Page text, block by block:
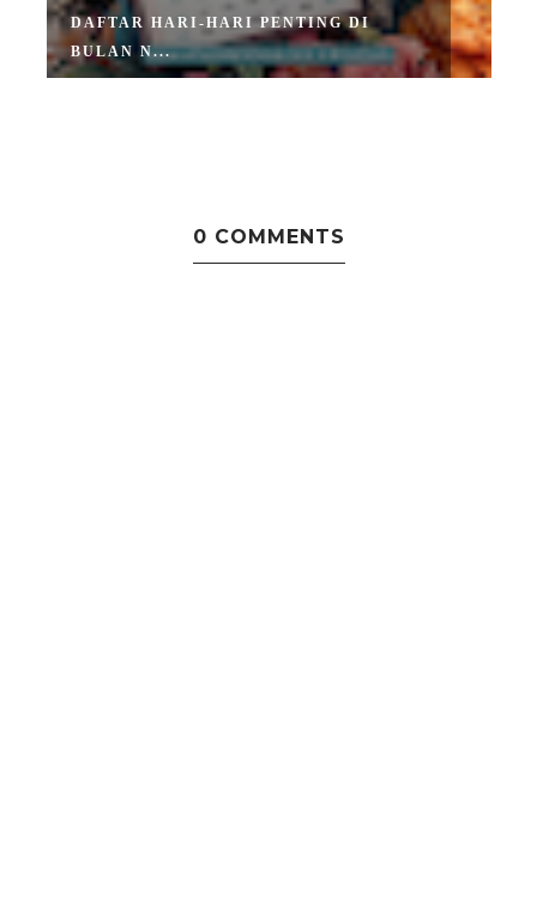
DAFTAR HARI-HARI PENTING DI
BULAN N...
0 COMMENTS